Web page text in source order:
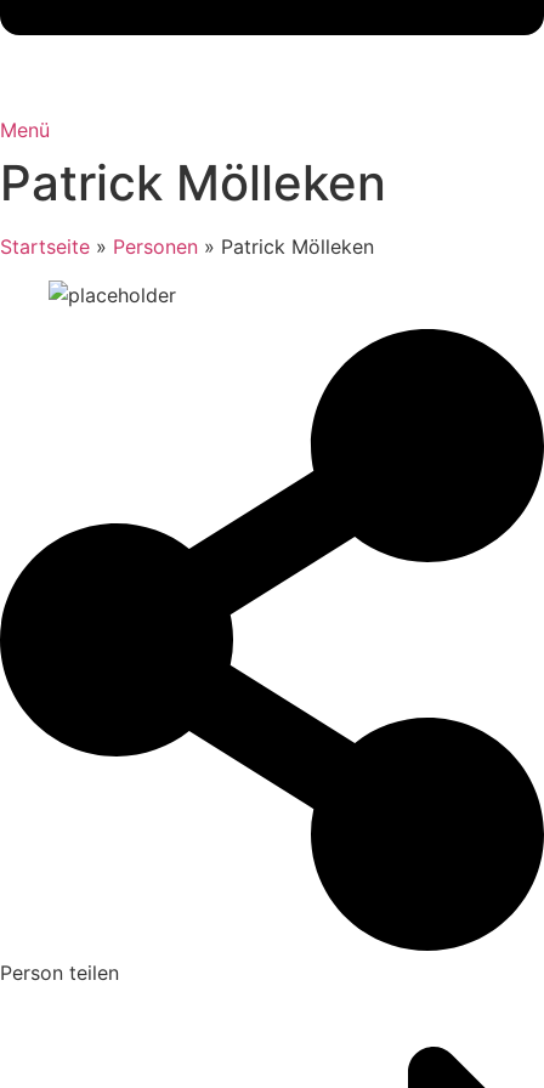
Menü
Patrick Mölleken
Startseite » Personen » Patrick Mölleken
Person teilen